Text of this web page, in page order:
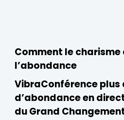
Comment le charisme
l’abondance
VibraConférence plus
d’abondanceen
du Grand